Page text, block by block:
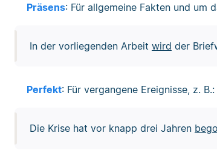
Präsens: Für allgemeine Fakten und um
In der vorliegenden Arbeit wird der
Perfekt: Für vergangene Ereignisse, z. B.:
Die Krise hat vor knapp drei Jahren